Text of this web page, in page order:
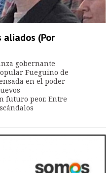
aliados (Por
gobernante
Fueguino de
en el poder
futuro peor. Entre